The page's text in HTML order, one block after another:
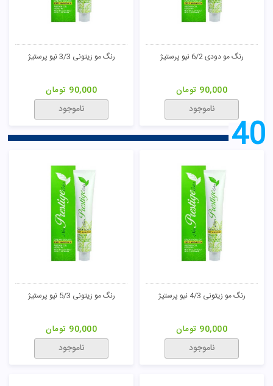
رنگ مو دودی 6/2 نیو پرستیژ
90,000 تومان
ناموجود
رنگ مو زیتونی 3/3 نیو پرستیژ
90,000 تومان
ناموجود
40
رنگ مو زیتونی 4/3 نیو پرستیژ
90,000 تومان
ناموجود
رنگ مو زیتونی 5/3 نیو پرستیژ
90,000 تومان
ناموجود